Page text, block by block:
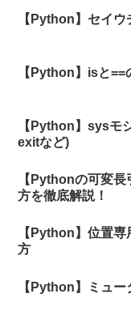
【Python】セイ
【Python】isと==
【Python】sysモ
exitなど)
【Pythonの可変
方を徹底解説！
【Python】位置
方
【Python】ミュ